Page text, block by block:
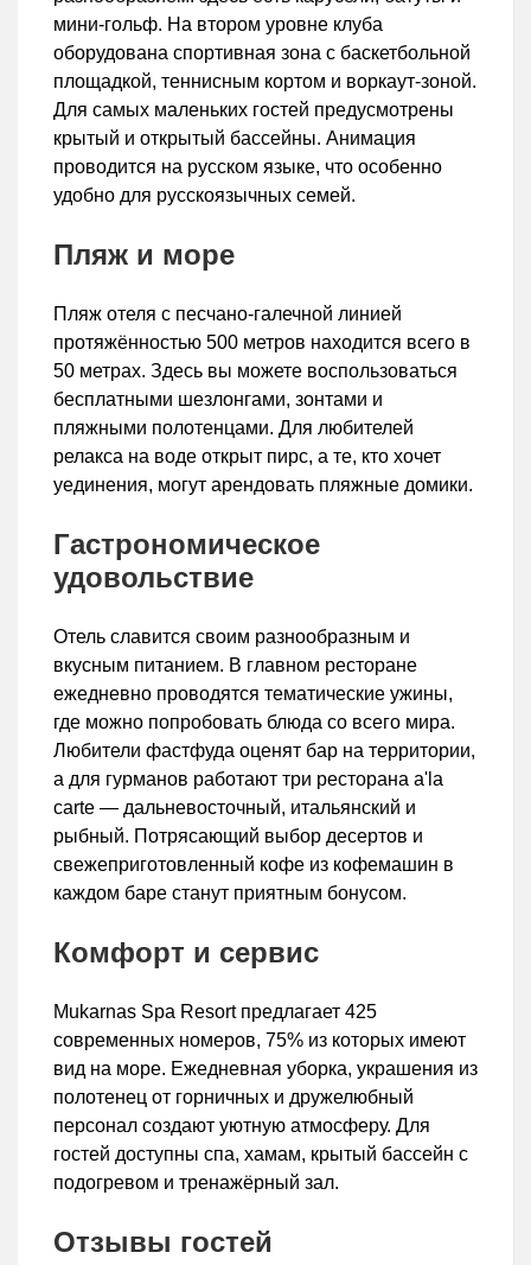
мини-гольф. На втором уровне клуба
оборудована спортивная зона с баскетбольной
площадкой, теннисным кортом и воркаут-зоной.
Для самых маленьких гостей предусмотрены
крытый и открытый бассейны. Анимация
проводится на русском языке, что особенно
удобно для русскоязычных семей.
Пляж и море
Пляж отеля с песчано-галечной линией
протяжённостью 500 метров находится всего в
50 метрах. Здесь вы можете воспользоваться
бесплатными шезлонгами, зонтами и
пляжными полотенцами. Для любителей
релакса на воде открыт пирс, а те, кто хочет
уединения, могут арендовать пляжные домики.
Гастрономическое
удовольствие
Отель славится своим разнообразным и
вкусным питанием. В главном ресторане
ежедневно проводятся тематические ужины,
где можно попробовать блюда со всего мира.
Любители фастфуда оценят бар на территории,
а для гурманов работают три ресторана a'la
carte — дальневосточный, итальянский и
рыбный. Потрясающий выбор десертов и
свежеприготовленный кофе из кофемашин в
каждом баре станут приятным бонусом.
Комфорт и сервис
Mukarnas Spa Resort предлагает 425
современных номеров, 75% из которых имеют
вид на море. Ежедневная уборка, украшения из
полотенец от горничных и дружелюбный
персонал создают уютную атмосферу. Для
гостей доступны спа, хамам, крытый бассейн с
подогревом и тренажёрный зал.
Отзывы гостей